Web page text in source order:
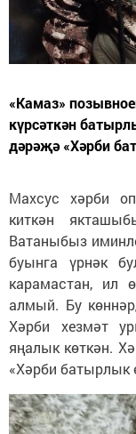
«Камаз»
күрсәткән
дәрәҗә «Хәрби
Махсус хәрби
киткән
Ватаныбыз
буынга үрнәк
карамастан, ил
алмый. Бу
Хәрби хезмәт
яңалык көткән.
«Хәрби батырлык